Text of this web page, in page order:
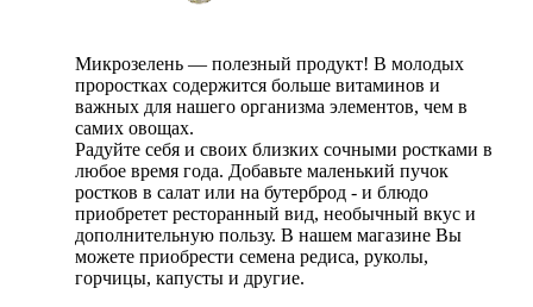
Микрозелень — полезный продукт! В молодых
проростках содержится больше витаминов и
важных для нашего организма элементов, чем в
самих овощах.
Радуйте себя и своих близких сочными ростками в
любое время года. Добавьте маленький пучок
ростков в салат или на бутерброд - и блюдо
приобретет ресторанный вид, необычный вкус и
дополнительную пользу. В нашем магазине Вы
можете приобрести семена редиса, руколы,
горчицы, капусты и другие.